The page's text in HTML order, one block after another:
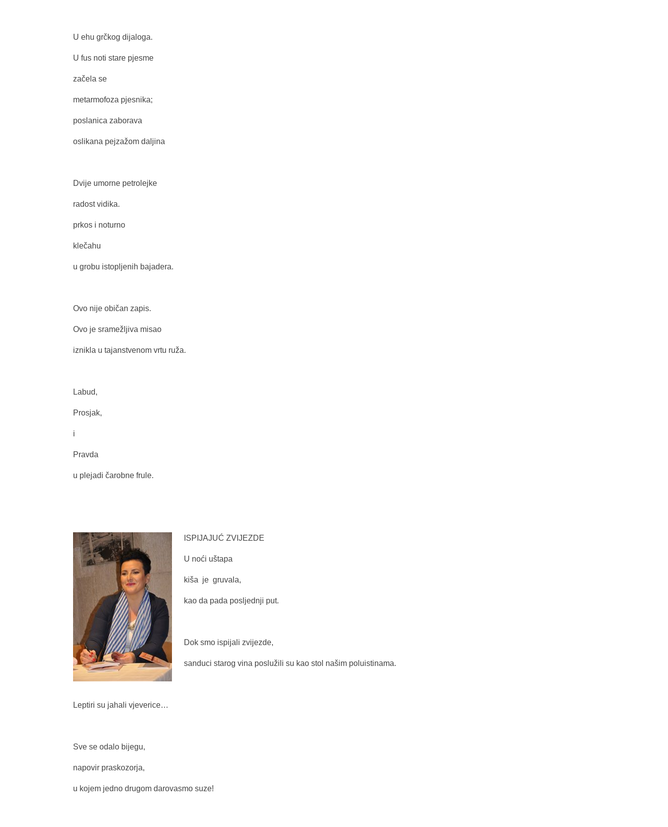
U ehu grčkog dijaloga.
U fus noti stare pjesme
začela se
metarmofoza pjesnika;
poslanica zaborava
oslikana pejzažom daljina
Dvije umorne petrolejke
radost vidika.
prkos i noturno
klečahu
u grobu istopljenih bajadera.
Ovo nije običan zapis.
Ovo je sramežljiva misao
iznikla u tajanstvenom vrtu ruža.
Labud,
Prosjak,
i
Pravda
u plejadi čarobne frule.
ISPIJAJUĆ ZVIJEZDE
U noći uštapa
kiša je gruvala,
kao da pada posljednji put.
Dok smo ispijali zvijezde,
sanduci starog vina poslužili su kao stol našim poluistinama.
Leptiri su jahali vjeverice…
Sve se odalo bijegu,
napovir praskozorja,
u kojem jedno drugom darovasmo suze!